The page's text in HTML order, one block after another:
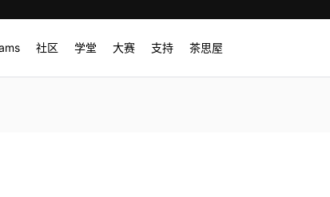
社区 学堂 大赛 支持 茶思屋